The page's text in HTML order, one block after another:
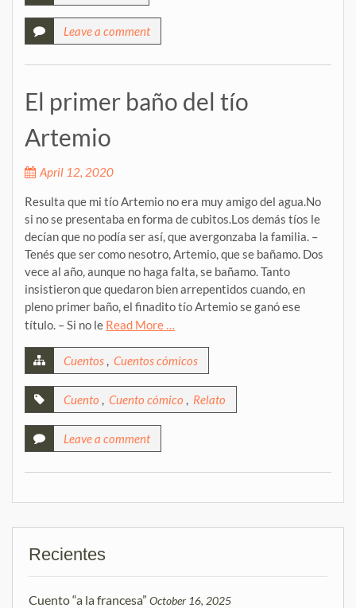
Leave a comment
El primer baño del tío
Artemio
April 12, 2020
Resulta que mi tío Artemio no era muy amigo del agua.No
si no se presentaba en forma de cubitos.Los demás tíos le
decían que no podía ser así, que avergonzaba la familia. –
Tenés que ser como nesotro, Artemio, que se bañamo. Dos
vece al año, aunque no haga falta, se bañamo. Tanto
insistieron que quedaron bien arrepentidos cuando, en
pleno primer baño, el finadito tío Artemio se ganó ese
título. – Si no le Read More …
Cuentos Cuentos cómicos
Cuento Cuento cómico Relato
Leave a comment
Recientes
Cuento “a la francesa” October 16, 2025